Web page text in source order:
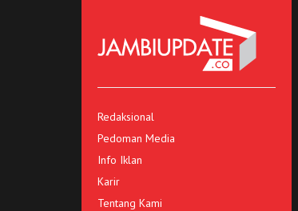
Redaksional
Pedoman Media
Info Iklan
Karir
Tentang Kami